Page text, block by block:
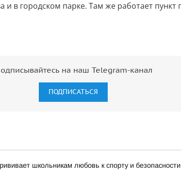
в городском парке. Там же работает пункт
на наш Telegram-канал
ПОДПИСАТЬСЯ
школьникам любовь к спорту и